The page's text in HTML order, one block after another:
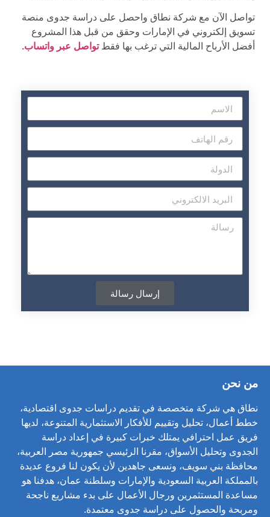
تواصل الآن مع شركة نطاق واحصل على دراسة جدوى منصة
تسويق إلكتروني في الإمارات وحقق من قبل هذا المشروع
أفضل الأرباح المالية التي ترغب بها فقطتواصل عبر واتساب.
إرسال رسالة
من نحن
نطاق هي شركة متخصصة في تقديم دراسات جدوى اقتصادية،
خطط أعمال، تحليل وتقييم للأفكار الاستثمارية المتنوعة، لديها
فريق عمل احترافي يمتلك خبرات كبيرة في إعداد دراسة
الجدوى وتحليل الأسواق، مقرنا الرئيسي جمهورية مصر العربية،
محافظة بني سويف، ونسعى جاهدين لأن يكون لنا فروع عديدة
بالمملكة العربية السعودية والإمارات وسلطنة عمان، هدفنا هو
مساعدة المستثمرين ورجال الأعمال على بدء مشاريع ناجحة
ومربحة والحصول على دراسة جدوى معتمدة.